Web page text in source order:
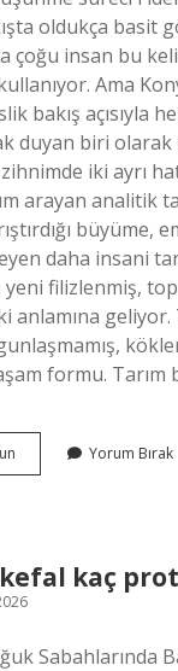
oldukça basit
çoğu insan bu
Ama
bakış açısıyla
duyan biri
iki ayrı
arayan analitik
büyüme,
daha insani
yeni filizlenmiş,
anlamına geliyor.
formu. Tarım
anlamı
Yorum Bırak
kaç
Sabahlarında